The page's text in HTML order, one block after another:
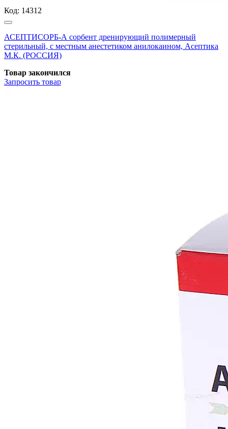
Код: 14312
АСЕПТИСОРБ-А сорбент дренирующий полимерный
стерильный, с местным анестетиком анилокаином, Асептика
М.К. (РОССИЯ)
Товар закончился
Запросить товар